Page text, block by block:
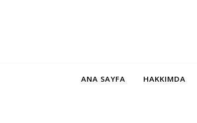
ANA SAYFA HAKKIMDA